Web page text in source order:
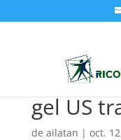
gel US
de ailatan | oct.